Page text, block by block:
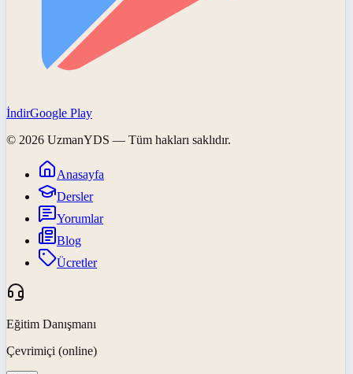
İndirGoogle Play
© 2026 UzmanYDS — Tüm hakları saklıdır.
Anasayfa
Dersler
Yorumlar
Blog
Ücretler
Eğitim Danışmanı
Çevrimiçi (online)